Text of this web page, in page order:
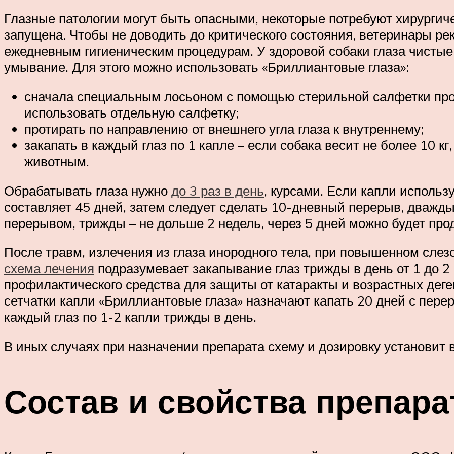
Глазные патологии могут быть опасными, некоторые потребуют
запущена. Чтобы не доводить до критического состояния, ветеринары
ежедневным гигиеническим процедурам. У здоровой собаки глаза
умывание. Для этого можно использовать «Бриллиантовые глаза»:
сначала специальным лосьоном с помощью стерильной салфетки
использовать отдельную салфетку;
протирать по направлению от внешнего угла глаза к внутреннему;
закапать в каждый глаз по 1 капле – если собака весит не более 10
животным.
Обрабатывать глаза нужно до 3 раз в день, курсами. Если капли
составляет 45 дней, затем следует сделать 10-дневный перерыв,
перерывом, трижды – не дольше 2 недель, через 5 дней можно будет
После травм, излечения из глаза инородного тела, при повышенном
схема лечения подразумевает закапывание глаз трижды в день от 1 до
профилактического средства для защиты от катаракты и возрастных
сетчатки капли «Бриллиантовые глаза» назначают капать 20 дней с
каждый глаз по 1-2 капли трижды в день.
В иных случаях при назначении препарата схему и дозировку установит
Состав и свойства